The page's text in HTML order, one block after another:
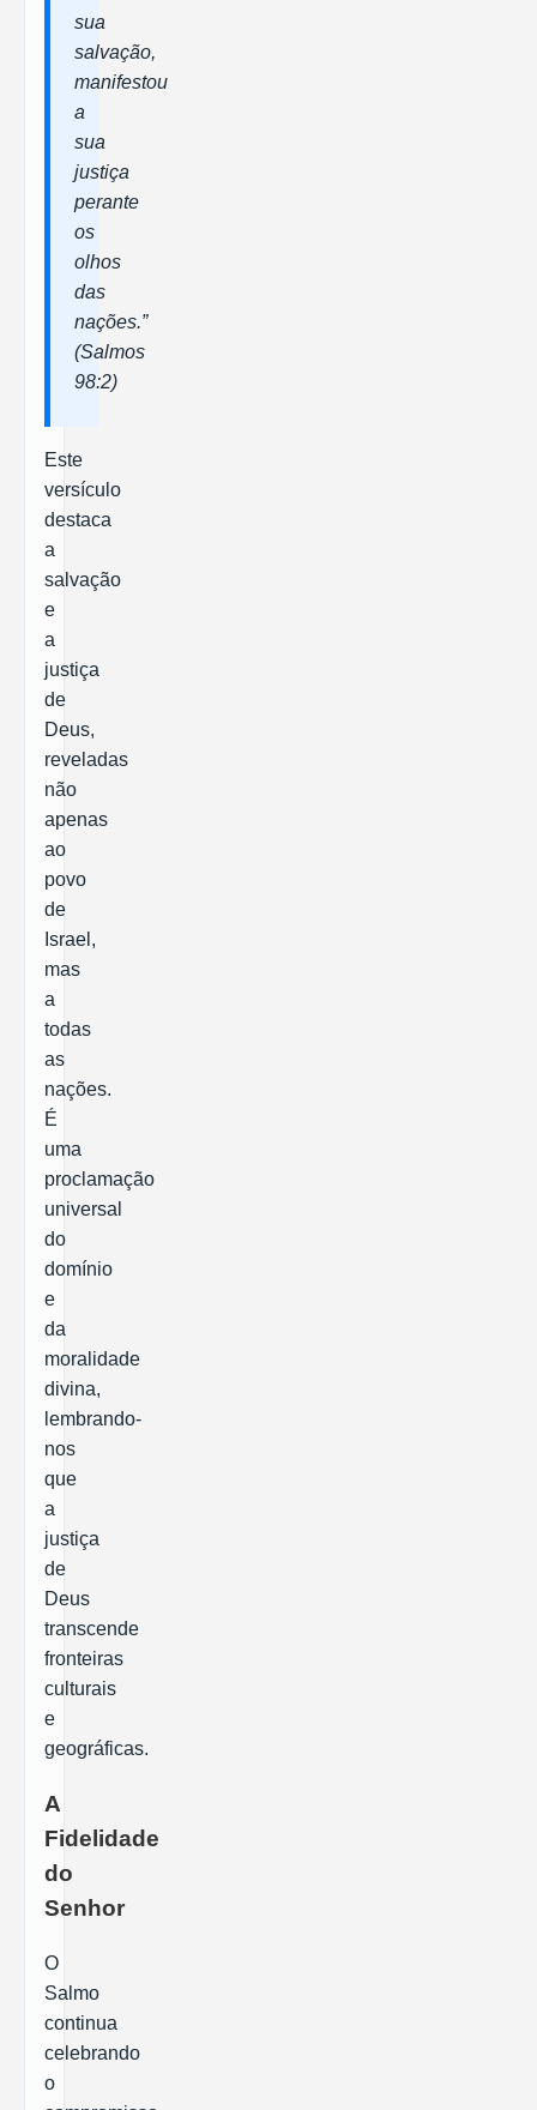
sua
salvação,
manifestou
a
sua
justiça
perante
os
olhos
das
nações.”
(Salmos
98:2)
Este
versículo
destaca
a
salvação
e
a
justiça
de
Deus,
reveladas
não
apenas
ao
povo
de
Israel,
mas
a
todas
as
nações.
É
uma
proclamação
universal
do
domínio
e
da
moralidade
divina,
lembrando-
nos
que
a
justiça
de
Deus
transcende
fronteiras
culturais
e
geográficas.
A
Fidelidade
do
Senhor
O
Salmo
continua
celebrando
o